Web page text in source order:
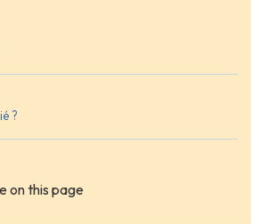
?
on this page